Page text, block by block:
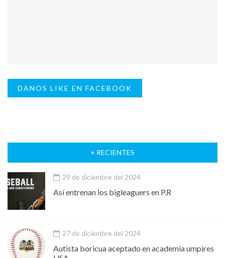
DANOS LIKE EN FACEBOOK
+ RECIENTES
29 de diciembre del 2024
Así entrenan los bigleaguers en P.R
27 de diciembre del 2024
Autista boricua aceptado en academia umpires